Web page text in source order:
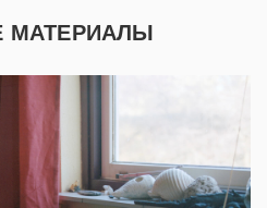
МАТЕРИАЛЫ